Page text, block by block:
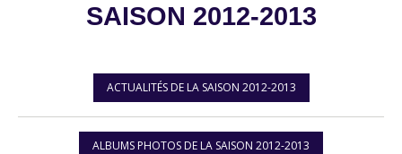
SAISON 2012-2013
ACTUALITÉS DE LA SAISON 2012-2013
ALBUMS PHOTOS DE LA SAISON 2012-2013